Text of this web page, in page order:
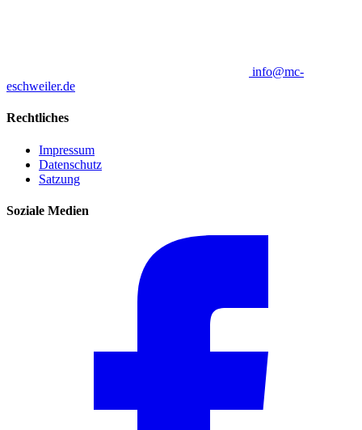
info@mc-
eschweiler.de
Rechtliches
Impressum
Datenschutz
Satzung
Soziale Medien